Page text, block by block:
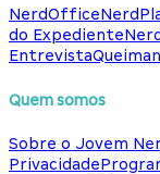
NerdOffice
do Expediente
Entrevista
Quem somos
Sobre o Jovem
Privacidade